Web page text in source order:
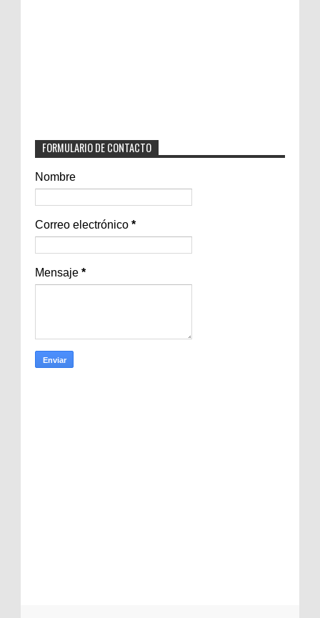
FORMULARIO DE CONTACTO
Nombre
Correo electrónico *
Mensaje *